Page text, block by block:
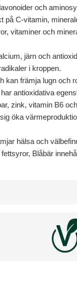
och
på C-vitamin,
vitaminer och
järn och
i kroppen.
kan främja lugn och
antioxidativa
zink, vitamin B6
öka
hälsa och
Blåbär